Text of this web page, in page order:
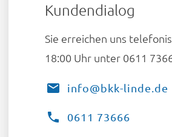
Kundendialog
Sie erreichen uns
18:00 Uhr unter 0611
info@bkk-linde.de
0611 73666